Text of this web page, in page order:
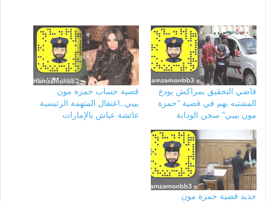
قاضي التحقيق بمراكش يودع
المشتبه بهم في قضية “حمزة
مون بيبي” سجن الوداية
قضية حساب حمزة مون
بيبي..اعتقال المتهمة الرئيسية
عائشة عياش بالإمارات
جديد قضية حمزة مون